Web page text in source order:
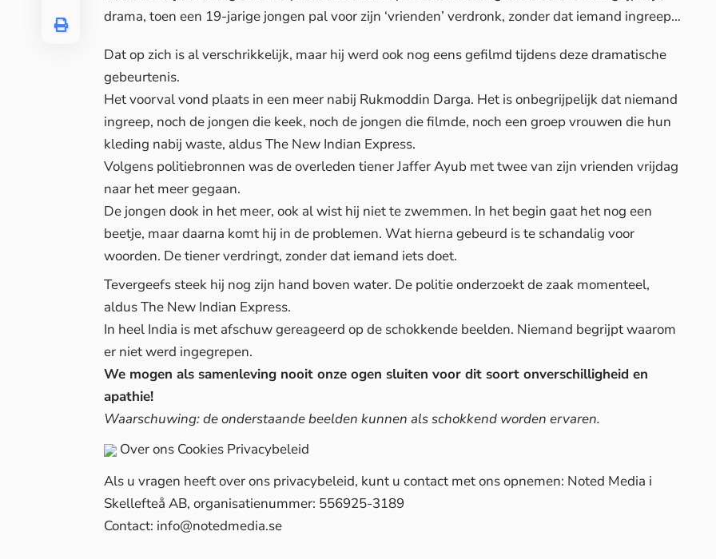
drama, toen een 19-jarige jongen pal voor zijn ‘vrienden’ verdronk, zonder dat iemand ingreep…
Dat op zich is al verschrikkelijk, maar hij werd ook nog eens gefilmd tijdens deze dramatische
gebeurtenis.
Het voorval vond plaats in een meer nabij Rukmoddin Darga. Het is onbegrijpelijk dat niemand
ingreep, noch de jongen die keek, noch de jongen die filmde, noch een groep vrouwen die hun
kleding nabij waste, aldusThe New Indian Express.
Volgens politiebronnen was de overleden tiener Jaffer Ayub met twee van zijn vrienden vrijdag
naar het meer gegaan.
De jongen dook in het meer, ook al wist hij niet te zwemmen. In het begin gaat het nog een
beetje, maar daarna komt hij in de problemen. Wat hierna gebeurd is te schandalig voor
woorden. De tiener verdringt, zonder dat iemand iets doet.
Tevergeefs steek hij nog zijn hand boven water. De politie onderzoekt de zaak momenteel,
aldusThe New Indian Express.
In heel India is met afschuw gereageerd op de schokkende beelden. Niemand begrijpt waarom
er niet werd ingegrepen.
We mogen als samenleving nooit onze ogen sluiten voor dit soort onverschilligheid en
apathie!
Waarschuwing: de onderstaande beelden kunnen als schokkend worden ervaren.
Over ons Cookies Privacybeleid
Als u vragen heeft over ons privacybeleid, kunt u contact met ons opnemen: Noted Media i
Skellefteå AB, organisatienummer: 556925-3189
Contact: info@notedmedia.se